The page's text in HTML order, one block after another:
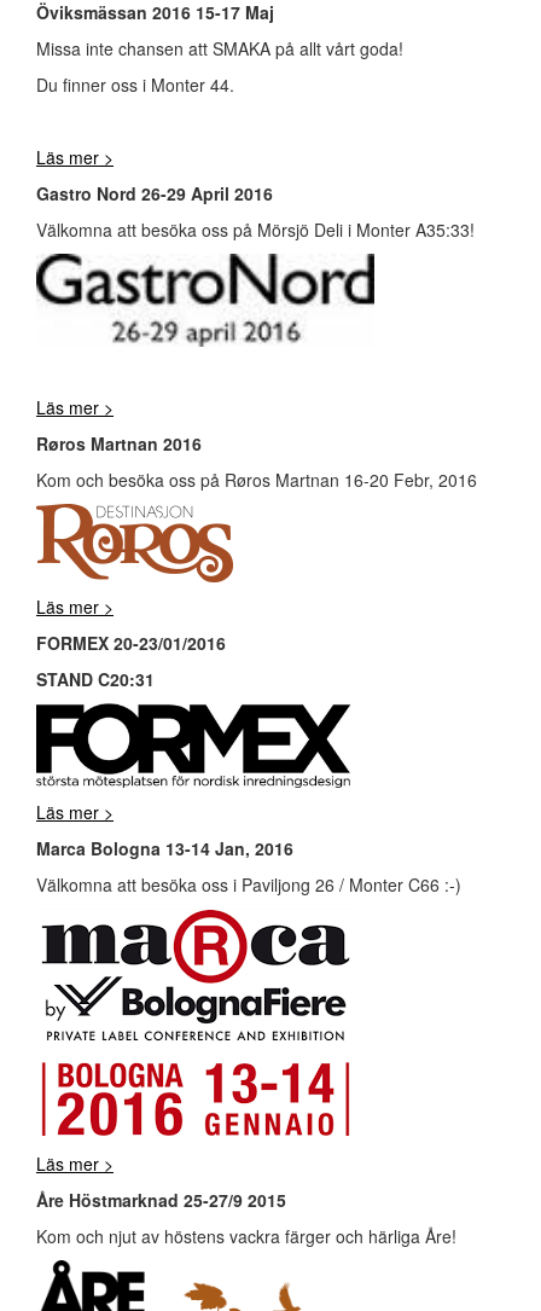
Öviksmässan 2016 15-17 Maj
Missa inte chansen att SMAKA på allt vårt goda!
Du finner oss i Monter 44.
Läs mer >
Gastro Nord 26-29 April 2016
Välkomna att besöka oss på Mörsjö Deli i Monter A35:33!
Läs mer >
Røros Martnan 2016
Kom och besöka oss på Røros Martnan 16-20 Febr, 2016
Läs mer >
FORMEX 20-23/01/2016
STAND C20:31
Läs mer >
Marca Bologna 13-14 Jan, 2016
Välkomna att besöka oss i Paviljong 26 / Monter C66 :-)
Läs mer >
Åre Höstmarknad 25-27/9 2015
Kom och njut av höstens vackra färger och härliga Åre!